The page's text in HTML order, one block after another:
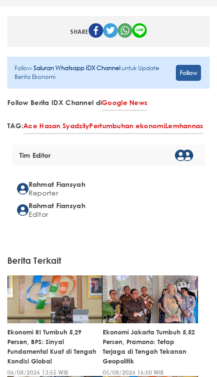
SHARE
FollowSaluran Whatsapp IDX Channeluntuk Update
Berita Ekonomi
Follow
Follow Berita IDX Channel diGoogle News
TAG:Ace Hasan SyadzilyPertumbuhan ekonomiLemhannas
Tim Editor
Rahmat Fiansyah
Reporter
Rahmat Fiansyah
Editor
Berita Terkait
Ekonomi RI Tumbuh 5,29
Persen, BPS: Sinyal
Fundamental Kuat di Tengah
Kondisi Global
06/08/2026 13:55 WIB
Ekonomi Jakarta Tumbuh 5,52
Persen, Pramono: Tetap
Terjaga di Tengah Tekanan
Geopolitik
05/08/2026 16:50 WIB